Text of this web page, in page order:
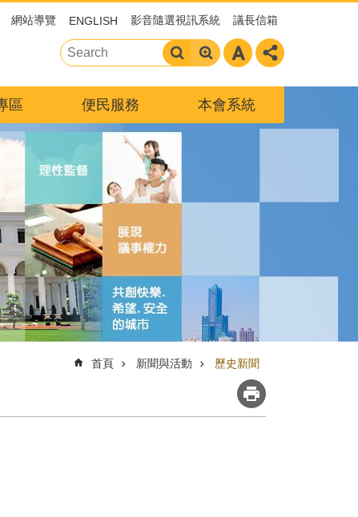
網站導覽 ENGLISH 影音隨選視訊系統 議長信箱
區 便民服務 本會系統
首頁 新聞與活動 歷史新聞